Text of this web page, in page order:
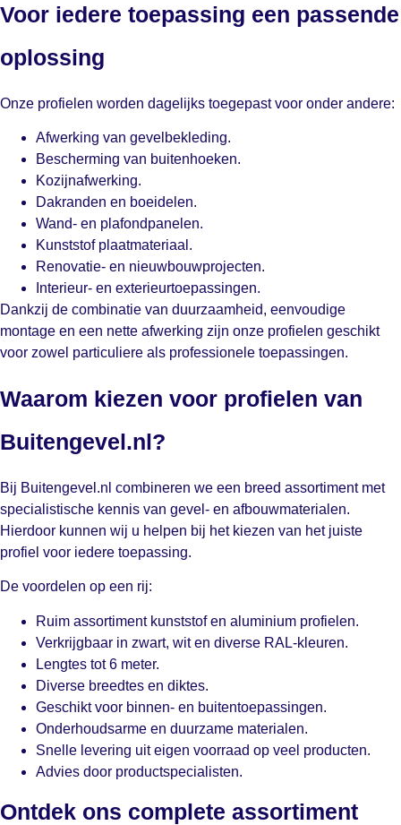
Voor iedere toepassing een passende
oplossing
Onze profielen worden dagelijks toegepast voor onder andere:
Afwerking van gevelbekleding.
Bescherming van buitenhoeken.
Kozijnafwerking.
Dakranden en boeidelen.
Wand- en plafondpanelen.
Kunststof plaatmateriaal.
Renovatie- en nieuwbouwprojecten.
Interieur- en exterieurtoepassingen.
Dankzij de combinatie van duurzaamheid, eenvoudige
montage en een nette afwerking zijn onze profielen geschikt
voor zowel particuliere als professionele toepassingen.
Waarom kiezen voor profielen van
Buitengevel.nl?
Bij Buitengevel.nl combineren we een breed assortiment met
specialistische kennis van gevel- en afbouwmaterialen.
Hierdoor kunnen wij u helpen bij het kiezen van het juiste
profiel voor iedere toepassing.
De voordelen op een rij:
Ruim assortiment kunststof en aluminium profielen.
Verkrijgbaar in zwart, wit en diverse RAL-kleuren.
Lengtes tot 6 meter.
Diverse breedtes en diktes.
Geschikt voor binnen- en buitentoepassingen.
Onderhoudsarme en duurzame materialen.
Snelle levering uit eigen voorraad op veel producten.
Advies door productspecialisten.
Ontdek ons complete assortiment